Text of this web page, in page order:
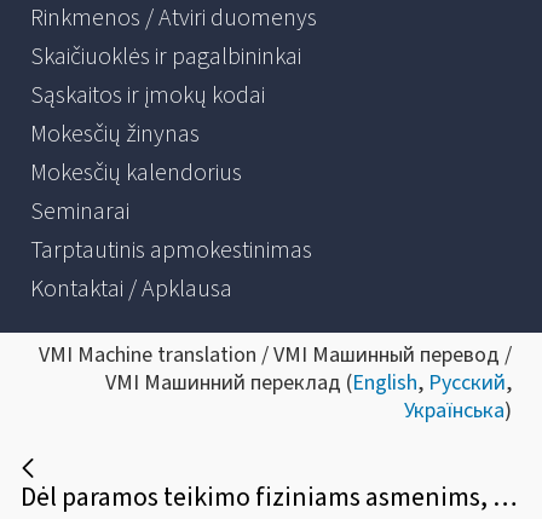
Rinkmenos / Atviri duomenys
Skaičiuoklės ir pagalbininkai
Sąskaitos ir įmokų kodai
Mokesčių žinynas
Mokesčių kalendorius
Seminarai
Tarptautinis apmokestinimas
Kontaktai / Apklausa
VMI Machine translation / VMI Машинный перевод /
VMI Машинний переклад (English, Русский,
Українська)
Dėl paramos teikimo fiziniams asmenims, dalyvaujantiems likviduojant ekstremaliąją situaciją ir šalinant jos padarinius